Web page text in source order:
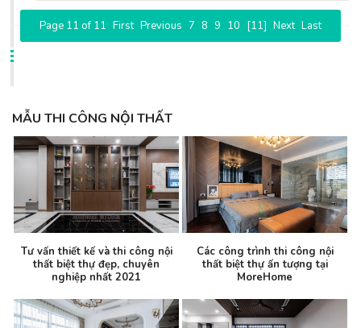
Page 11 of 11 First Previous 7 8 9 10 [11] Next Last
MẪU THI CÔNG NỘI THẤT
Tư vấn thiết kế và thi công nội
thất biệt thự đẹp, chuyên
nghiệp nhất 2021
Các công trình thi công nội
thất biệt thự ấn tượng tại
MoreHome